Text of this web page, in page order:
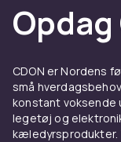
Opdag
CDON er Nordens
små
konstant voksende
legetøj og
kæledyrsprodukter.